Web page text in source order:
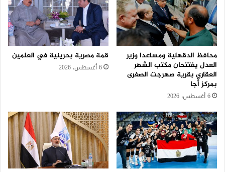
محافظ الدقهلية ومساعدا وزير
العدل يفتتحان مكتب الشهر
العقاري بقرية صهرجت الصغرى
بمركز أجا
6 أغسطس، 2026
قمة مصرية بحرينية في العلمين
6 أغسطس، 2026